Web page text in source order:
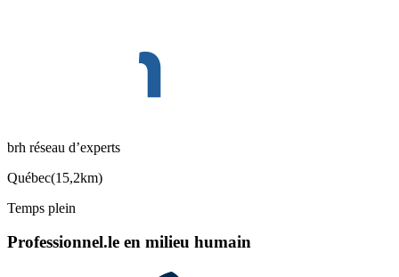
brh réseau d’experts
Québec(15,2km)
Temps plein
Professionnel.le en milieu humain